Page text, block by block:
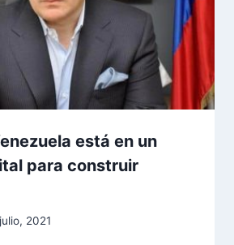
está en un
para construir
2021